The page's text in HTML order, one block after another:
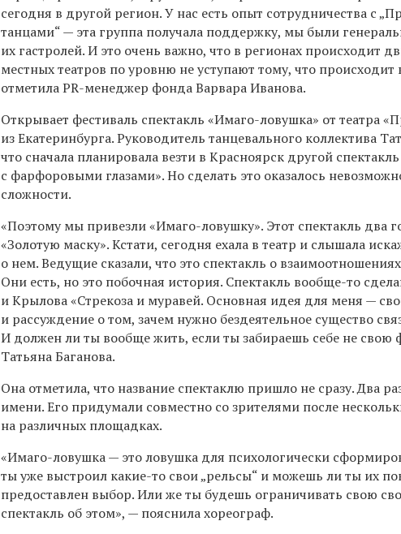
сегодня в другой регион. У нас есть опыт сотрудничества с
танцами“ — эта группа получала поддержку, мы были
их гастролей. И это очень важно, что в регионах происходит
местных театров по уровню не уступают тому, что
отметила PR-менеджер фонда Варвара Иванова.
Открывает фестиваль спектакль «Имаго-ловушка» от театра
из Екатеринбурга. Руководитель танцевального коллектива
что сначала планировала везти в Красноярск другой
с фарфоровыми глазами». Но сделать это оказалось
сложности.
«Поэтому мы привезли «Имаго-ловушку». Этот спектакль два
«Золотую маску». Кстати, сегодня ехала в театр и слышала
о нем. Ведущие сказали, что это спектакль о
Они есть, но это побочная история. Спектакль вообще-то
и Крылова «Стрекоза и муравей. Основная идея для меня —
и рассуждение о том, зачем нужно бездеятельное существо
И должен ли ты вообще жить, если ты забираешь себе не свою
Татьяна Баганова.
Она отметила, что название спектаклю пришло не сразу. Два
имени. Его придумали совместно со зрителями после
на различных площадках.
«Имаго-ловушка — это ловушка для психологически
ты уже выстроил какие-то свои „рельсы“ и можешь ли ты их
предоставлен выбор. Или же ты будешь ограничивать свою
спектакль об этом», — пояснила хореограф.